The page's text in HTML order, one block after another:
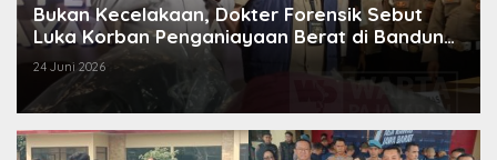
Bukan Kecelakaan, Dokter Forensik Sebut
Luka Korban Penganiayaan Berat di Bandung
Bekas Kekerasan
24 Juni 2026